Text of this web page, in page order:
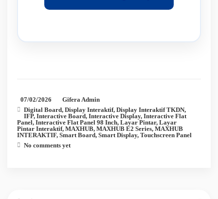
07/02/2026
Gifera Admin
Digital Board, Display Interaktif, Display Interaktif TKDN,
IFP, Interactive Board, Interactive Display, Interactive Flat
Panel, Interactive Flat Panel 98 Inch, Layar Pintar, Layar
Pintar Interaktif, MAXHUB, MAXHUB E2 Series, MAXHUB
INTERAKTIF, Smart Board, Smart Display, Touchscreen Panel
No comments yet